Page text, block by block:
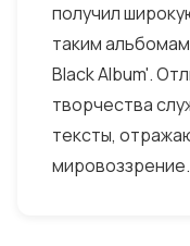
получил
таким
Black Album'.
творчества
тексты,
мировоззрение.